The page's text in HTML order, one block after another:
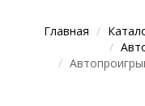
Главная